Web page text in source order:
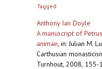
Tagged
Anthony Ian Doyle
A manuscript of
animae, in: Julian M.
Carthusian
Turnhout, 2008, 155-